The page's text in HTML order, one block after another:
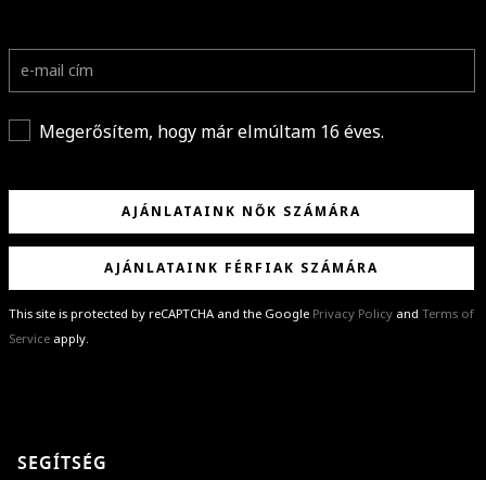
Megerősítem, hogy már elmúltam 16 éves.
AJÁNLATAINK NŐK SZÁMÁRA
AJÁNLATAINK FÉRFIAK SZÁMÁRA
This site is protected by reCAPTCHA and the Google Privacy Policy and Terms of
Service apply.
különleges ajánlatainkat és stílustippjeinket!
SEGÍTSÉG